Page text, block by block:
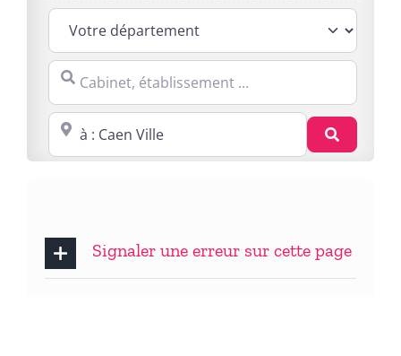
Cabinet, établissement ...
Proche de : ville, cp, lieu ...
Signaler une erreur sur cette page